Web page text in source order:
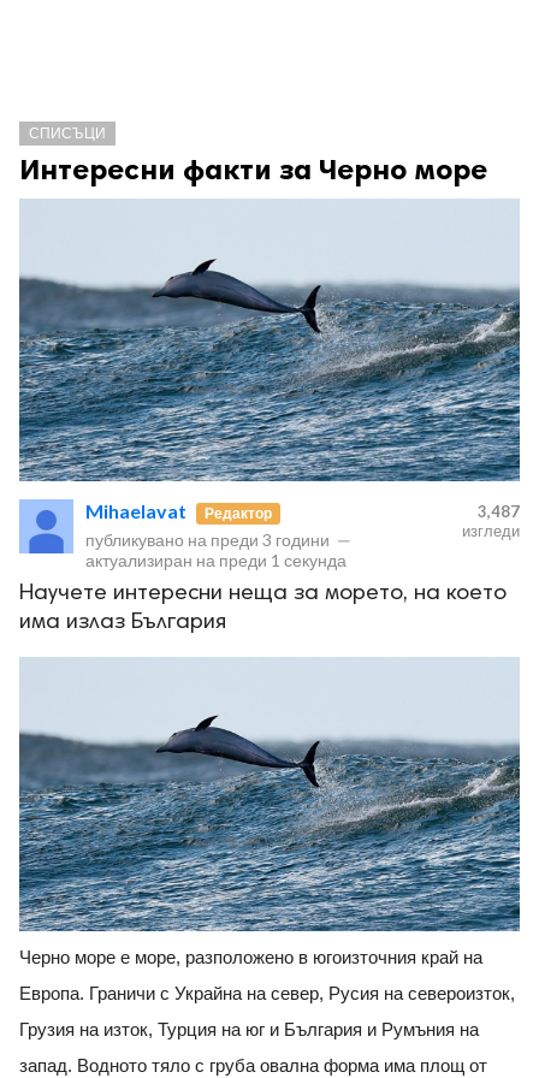
СПИСЪЦИ
Интересни факти за Черно море
Mihaelavat Редактор
публикувано на преди 3 години —
актуализиран на преди 1 секунда
3,487
изгледи
Научете интересни неща за морето, на което
има излаз България
Черно море е море, разположено в югоизточния край на
Европа. Граничи с Украйна на север, Русия на североизток,
Грузия на изток, Турция на юг и България и Румъния на
запад. Водното тяло с груба овална форма има площ от